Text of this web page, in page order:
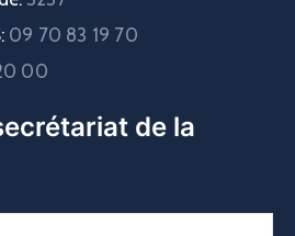
09 70 83 19 70
00
de la